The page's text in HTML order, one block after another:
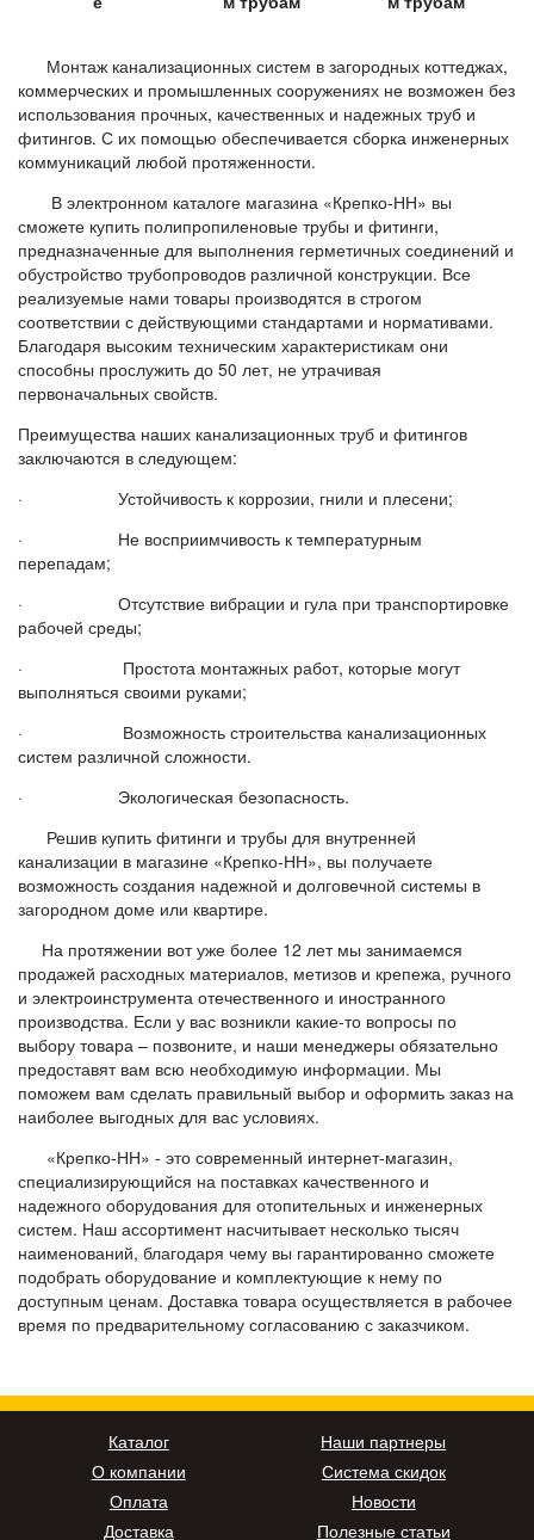
Монтаж канализационных систем в загородных коттеджах,
коммерческих и промышленных сооружениях не возможен без
использования прочных, качественных и надежных труб и
фитингов. С их помощью обеспечивается сборка инженерных
коммуникаций любой протяженности.
В электронном каталоге магазина «Крепко-НН» вы
сможете купить полипропиленовые трубы и фитинги,
предназначенные для выполнения герметичных соединений и
обустройство трубопроводов различной конструкции. Все
реализуемые нами товары производятся в строгом
соответствии с действующими стандартами и нормативами.
Благодаря высоким техническим характеристикам они
способны прослужить до 50 лет, не утрачивая
первоначальных свойств.
Преимущества наших канализационных труб и фитингов
заключаются в следующем:
· Устойчивость к коррозии, гнили и плесени;
· Не восприимчивость к температурным
перепадам;
· Отсутствие вибрации и гула при транспортировке
рабочей среды;
· Простота монтажных работ, которые могут
выполняться своими руками;
· Возможность строительства канализационных
систем различной сложности.
· Экологическая безопасность.
Решив купить фитинги и трубы для внутренней
канализации в магазине «Крепко-НН», вы получаете
возможность создания надежной и долговечной системы в
загородном доме или квартире.
На протяжении вот уже более 12 лет мы занимаемся
продажей расходных материалов, метизов и крепежа, ручного
и электроинструмента отечественного и иностранного
производства. Если у вас возникли какие-то вопросы по
выбору товара – позвоните, и наши менеджеры обязательно
предоставят вам всю необходимую информации. Мы
поможем вам сделать правильный выбор и оформить заказ на
наиболее выгодных для вас условиях.
«Крепко-НН» - это современный интернет-магазин,
специализирующийся на поставках качественного и
надежного оборудования для отопительных и инженерных
систем. Наш ассортимент насчитывает несколько тысяч
наименований, благодаря чему вы гарантированно сможете
подобрать оборудование и комплектующие к нему по
доступным ценам. Доставка товара осуществляется в рабочее
время по предварительному согласованию с заказчиком.
Каталог
О компании
Оплата
Доставка
Наши партнеры
Система скидок
Новости
Полезные статьи